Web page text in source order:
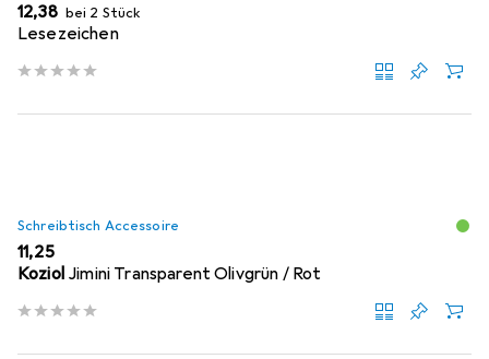
EUR
12,38 bei 2 Stück
Lesezeichen
Schreibtisch Accessoire
EUR
11,25
Koziol Jimini Transparent Olivgrün / Rot